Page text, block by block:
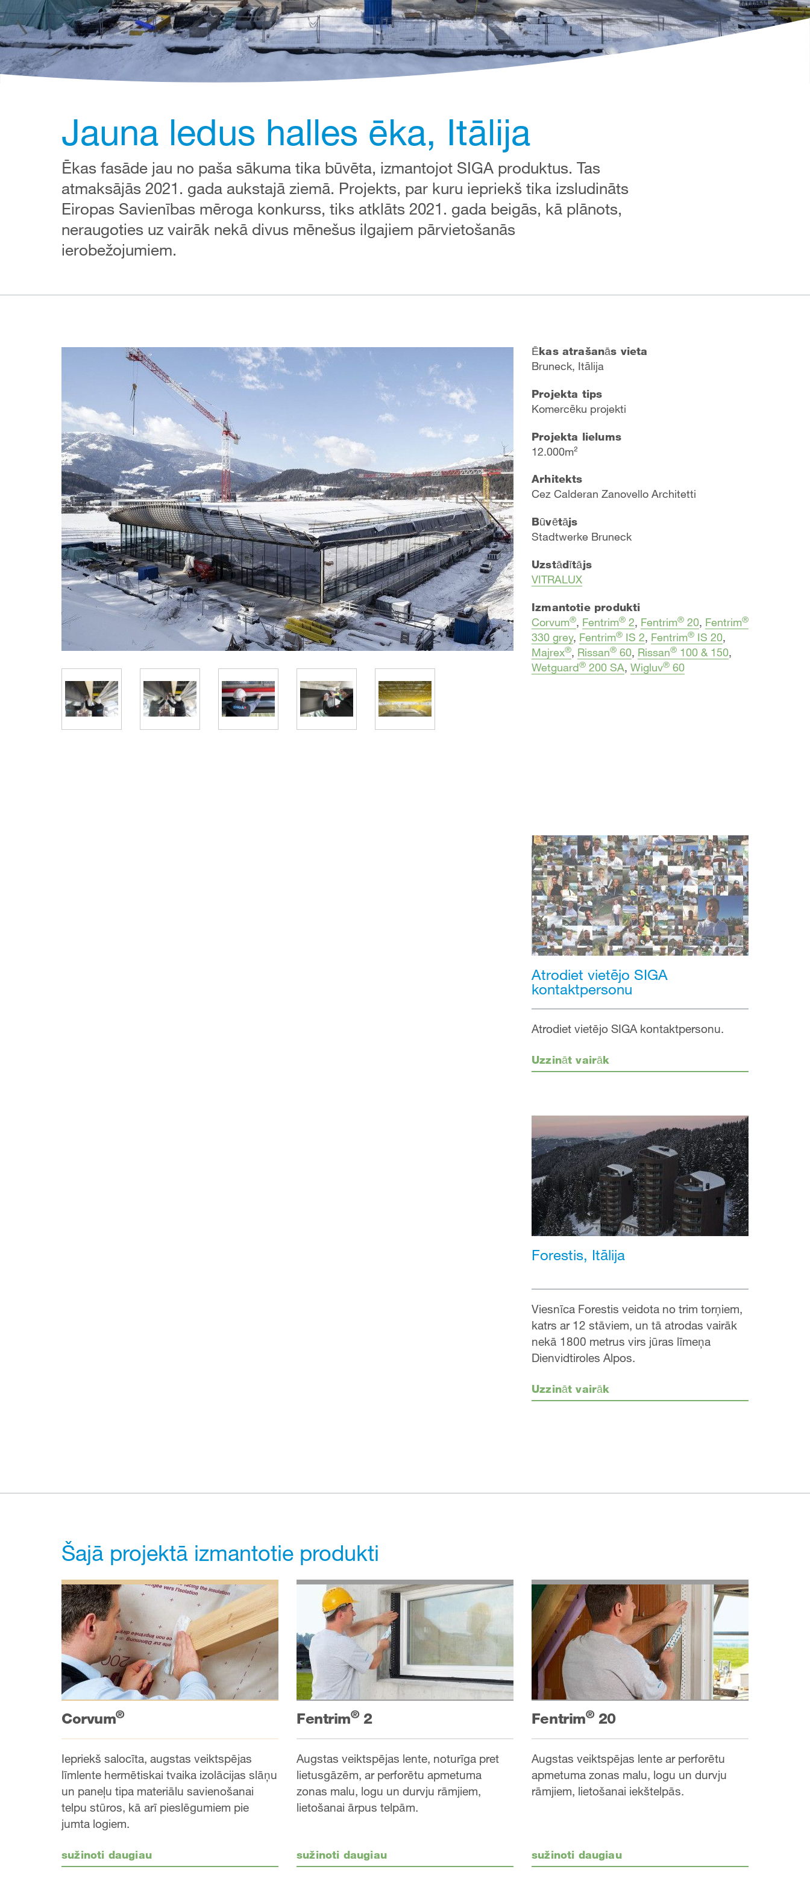
Jauna ledus halles ēka, Itālija
Ēkas fasāde jau no paša sākuma tika būvēta, izmantojot SIGA produktus. Tas
atmaksājās 2021. gada aukstajā ziemā. Projekts, par kuru iepriekš tika izsludināts
Eiropas Savienības mēroga konkurss, tiks atklāts 2021. gada beigās, kā plānots,
neraugoties uz vairāk nekā divus mēnešus ilgajiem pārvietošanās
ierobežojumiem.
Ēkas atrašanās vieta
Bruneck, Itālija
Projekta tips
Komercēku projekti
Projekta lielums
12.000m²
Arhitekts
Cez Calderan Zanovello Architetti
Būvētājs
Stadtwerke Bruneck
Uzstādītājs
VITRALUX
Izmantotie produkti
Corvum®, Fentrim® 2, Fentrim® 20, Fentrim®
330 grey, Fentrim® IS 2, Fentrim® IS 20,
Majrex®, Rissan® 60, Rissan® 100 & 150,
Wetguard® 200 SA, Wigluv® 60
Atrodiet vietējo SIGA
kontaktpersonu
Atrodiet vietējo SIGA kontaktpersonu.
Uzzināt vairāk
Forestis, Itālija
Viesnīca Forestis veidota no trim torņiem,
katrs ar 12 stāviem, un tā atrodas vairāk
nekā 1800 metrus virs jūras līmeņa
Dienvidtiroles Alpos.
Uzzināt vairāk
Šajā projektā izmantotie produkti
Corvum®
Iepriekš salocīta, augstas veiktspējas
līmlente hermētiskai tvaika izolācijas slāņu
un paneļu tipa materiālu savienošanai
telpu stūros, kā arī pieslēgumiem pie
jumta logiem.
sužinoti daugiau
Fentrim® 2
Augstas veiktspējas lente, noturīga pret
lietusgāzēm, ar perforētu apmetuma
zonas malu, logu un durvju rāmjiem,
lietošanai ārpus telpām.
sužinoti daugiau
Fentrim®20
Augstas veiktspējas lente ar perforētu
apmetuma zonas malu, logu un durvju
rāmjiem, lietošanai iekštelpās.
sužinoti daugiau